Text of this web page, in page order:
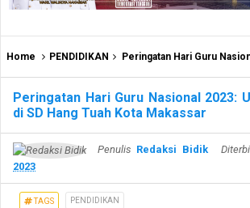
Home PENDIDIKAN Peringatan Hari Guru Nasional 2023: Upacara
Peringatan Hari Guru Nasional 2023:
di SD Hang Tuah Kota Makassar
Penulis Redaksi Bidik
2023
TAGS PENDIDIKAN